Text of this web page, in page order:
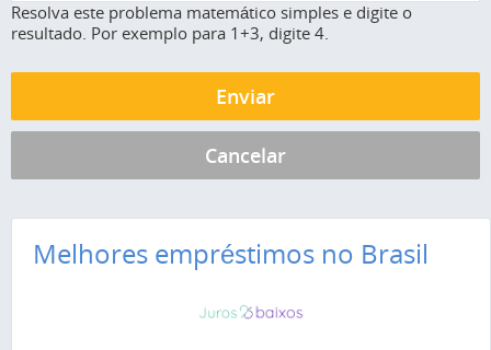
Resolva este problema matemático simples e digite o
resultado. Por exemplo para 1+3, digite 4.
Melhores empréstimos no Brasil